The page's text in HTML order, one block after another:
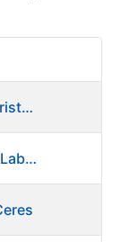
OE 11/26 - Oficial 1ª Calefactor Frigorista. Fábrica de Papel
OE 12/26 - Jefe de Área B. Calidad y Laboratorio